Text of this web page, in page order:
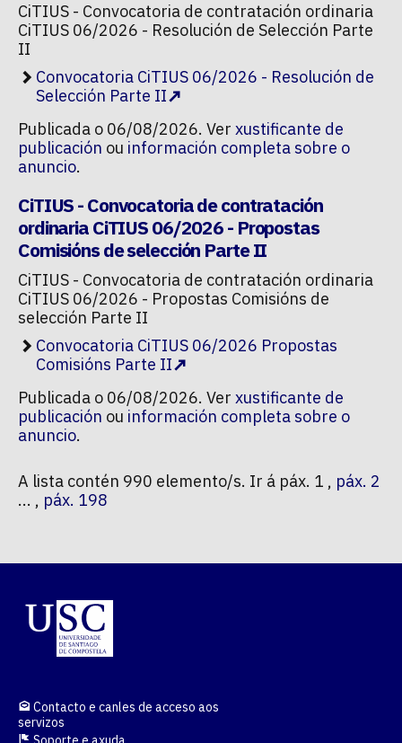
CiTIUS - Convocatoria de contratación ordinaria
CiTIUS 06/2026 - Resolución de Selección Parte
II
Convocatoria CiTIUS 06/2026 - Resolución de
Selección Parte II
Publicada o 06/08/2026. Ver xustificante de
publicación ou información completa sobre o
anuncio.
CiTIUS - Convocatoria de contratación
ordinaria CiTIUS 06/2026 - Propostas
Comisións de selección Parte II
CiTIUS - Convocatoria de contratación ordinaria
CiTIUS 06/2026 - Propostas Comisións de
selección Parte II
Convocatoria CiTIUS 06/2026 Propostas
Comisións Parte II
Publicada o 06/08/2026. Ver xustificante de
publicación ou información completa sobre o
anuncio.
A lista contén 990 elemento/s. Ir á páx. 1 , páx. 2
... páx. 198
Contacto e canles de acceso aos
servizos